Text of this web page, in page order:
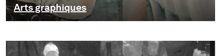
Arts graphiques